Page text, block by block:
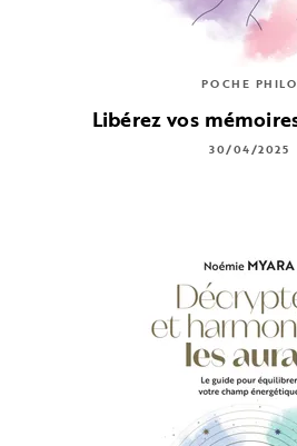
POCHE PHILO
Libérez vos
30/04/2025